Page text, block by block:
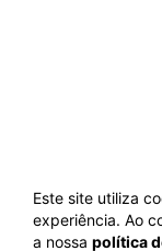
Este site utiliza
experiência. Ao
a nossa política